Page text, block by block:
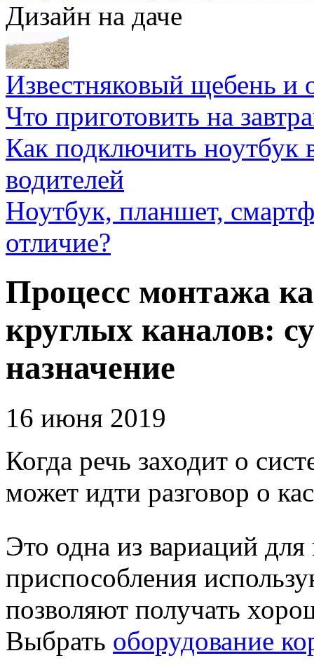
Дизайн на даче
Известняковый щебень и
Что приготовить на
Как подключить ноутбук
водителей
Ноутбук, планшет,
отличие?
Процесс монтажа
круглых каналов:
назначение
16 июня 2019
Когда речь заходит о
может идти разговор о
Это одна из вариаций
приспособления
позволяют получать
Выбрать оборудование